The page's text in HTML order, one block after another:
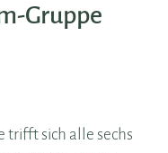
Gruppe
trifft sich alle sechs